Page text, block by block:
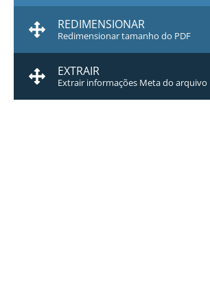
REDIMENSIONAR
Redimensionar tamanho do PDF
EXTRAIR
Extrair informações Meta do arquivo